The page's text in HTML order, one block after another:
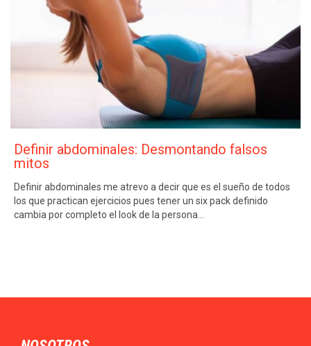
Definir abdominales: Desmontando falsos
mitos
Definir abdominales me atrevo a decir que es el sueño de todos
los que practican ejercicios pues tener un six pack definido
cambia por completo el look de la persona…